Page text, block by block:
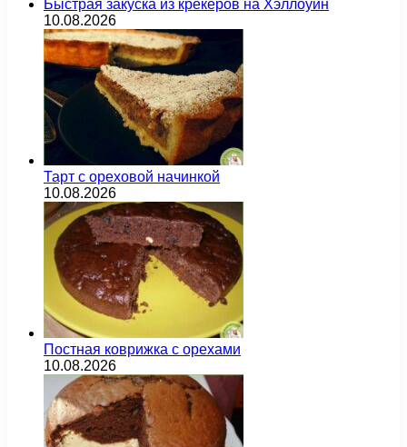
Быстрая закуска из крекеров на Хэллоуин
10.08.2026
Тарт с ореховой начинкой
10.08.2026
Постная коврижка с орехами
10.08.2026